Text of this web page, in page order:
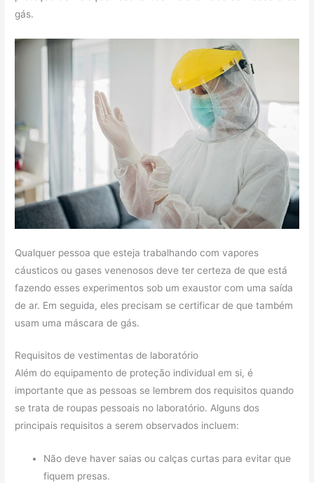
gás.
Qualquer pessoa que esteja trabalhando com vapores
cáusticos ou gases venenosos deve ter certeza de que está
fazendo esses experimentos sob um exaustor com uma saída
de ar. Em seguida, eles precisam se certificar de que também
usam uma máscara de gás.
Requisitos de vestimentas de laboratório
Além do equipamento de proteção individual em si, é
importante que as pessoas se lembrem dos requisitos quando
se trata de roupas pessoais no laboratório. Alguns dos
principais requisitos a serem observados incluem:
Não deve haver saias ou calças curtas para evitar que
fiquem presas.